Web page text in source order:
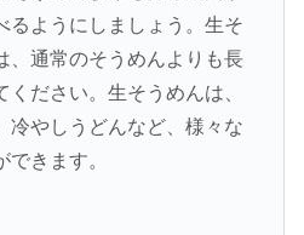
るようにしましょう。生そ
、通常のそうめんよりも長
ださい。生そうめんは、
冷やしうどんなど、様々な
きます。